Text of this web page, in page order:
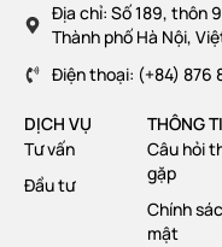
Địa chỉ: Số 189, thôn
Thành phố Hà Nội,
Điện thoại: (+84) 876
DỊCH VỤ
Tư vấn
Đầu tư
THÔNG
Câu hỏi
gặp
Chính
mật